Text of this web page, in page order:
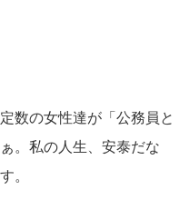
数の女性達が「公務員と
。私の人生、安泰だな
。